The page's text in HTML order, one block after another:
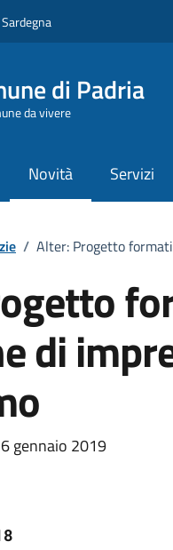
di Padria
da vivere
Novità Servizi
/ Alter: Progetto
di
notizia
gennaio 2019